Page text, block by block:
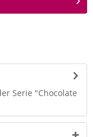
Serie "Chocolate